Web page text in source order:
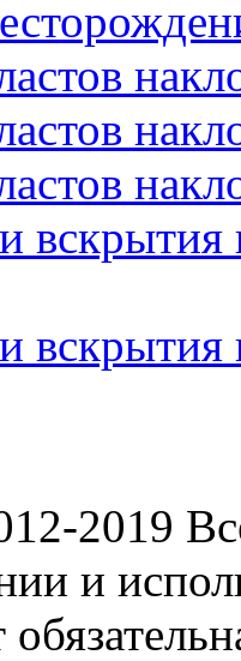
вскрытия
вскрытия
2019
и